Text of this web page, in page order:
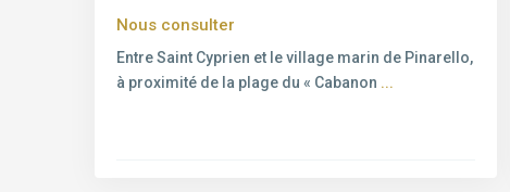
Nous consulter
Entre Saint Cyprien et le village marin de Pinarello,
à proximité de la plage du « Cabanon ...